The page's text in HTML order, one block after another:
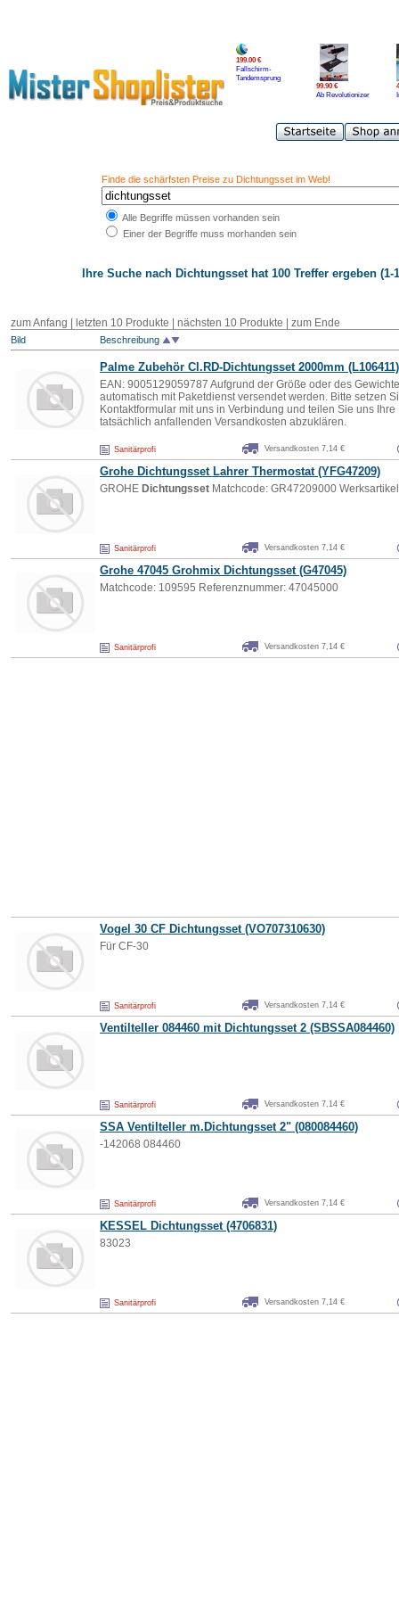
199.00 €
Fallschirm-
Tandemsprung
99.90 €
Ab Revolutionizer
Finde die schärfsten Preise zu Dichtungsset im Web!
Alle Begriffe müssen vorhanden sein
Einer der Begriffe muss morhanden sein
Ihre Suche nach Dichtungssethat 100 Treffer ergeben (1-
zum Anfang | letzten 10 Produkte | nächsten 10 Produkte zum Ende
Bild Beschreibung
Palme Zubehör Cl.RD-Dichtungsset2000mm (L106411)
EAN: 9005129059787 Aufgrund der Größe oder des
automatisch mit Paketdienst versendet werden. Bitte setzen
Kontaktformular mit uns in Verbindung und teilen Sie uns
tatsächlich anfallenden Versandkosten abzuklären.
Sanitärprofi Versandkosten 7,14 €
Grohe DichtungssetLahrer Thermostat (YFG47209)
GROHE Dichtungsset Matchcode: GR47209000
Sanitärprofi Versandkosten 7,14 €
Grohe 47045 Grohmix Dichtungsset(G47045)
Matchcode: 109595 Referenznummer: 47045000
Sanitärprofi Versandkosten 7,14 €
Vogel 30 CF Dichtungsset(VO707310630)
Für CF-30
Sanitärprofi Versandkosten 7,14 €
Ventilteller 084460 mit Dichtungsset2 (SBSSA084460)
Sanitärprofi Versandkosten 7,14 €
SSA Ventilteller m. Dichtungsset2" (080084460)
-142068 084460
Sanitärprofi Versandkosten 7,14 €
KESSEL Dichtungsset(4706831)
83023
Sanitärprofi Versandkosten 7,14 €